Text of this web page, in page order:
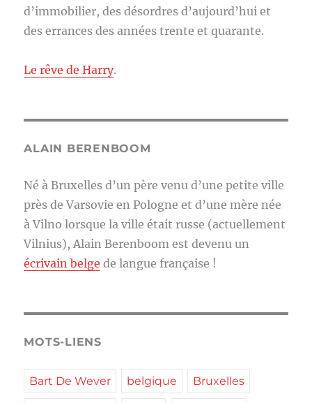
d’immobilier, des désordres d’aujourd’hui et
des errances des années trente et quarante.
Le rêve de Harry.
ALAIN BERENBOOM
Né à Bruxelles d’un père venu d’une petite ville
près de Varsovie en Pologne et d’une mère née
à Vilno lorsque la ville était russe (actuellement
Vilnius), Alain Berenboom est devenu un
écrivain belge de langue française !
MOTS-LIENS
Bart De Wever belgique Bruxelles